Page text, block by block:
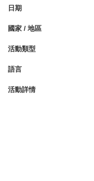
日期
國家 / 地區
活動類型
語言
活動詳情